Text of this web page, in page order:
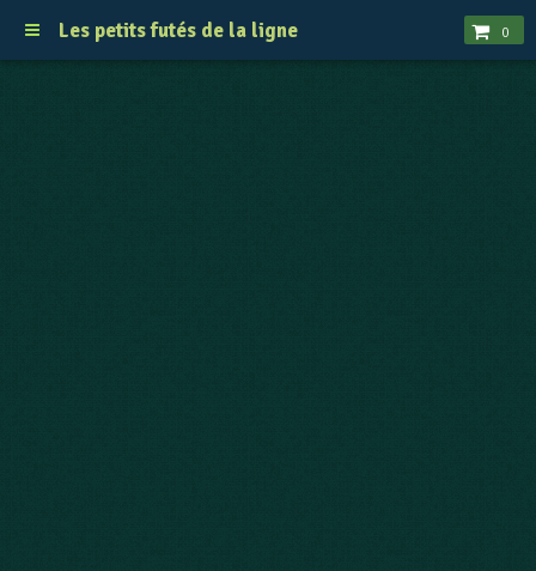
Les petits futés de la ligne 0